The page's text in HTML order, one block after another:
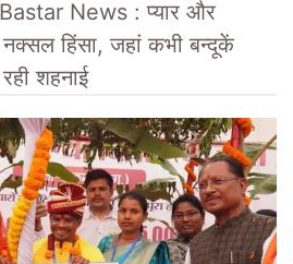
Bastar News : प्यार और
हिंसा, जहां कभी बन्दूकें
शहनाई